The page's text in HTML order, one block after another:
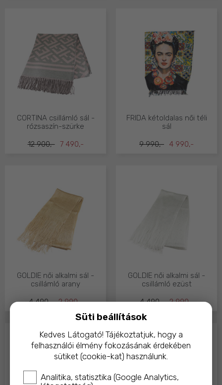
12 900,- 7 490,-
CORTINA csillámló sál -
rózsaszín-szürke
9 990,-
4 990,-
FRIDA kétoldalas női téli
sál
4 490,- 2 990,-
GOLDIE női alkalmi sál -
csillámló arany
4 490,- 2 990,-
GOLDIE női alkalmi sál -
csillámló ezüst
Süti beállítások
Kedves Látogató! Tájékoztatjuk, hogy a
felhasználói élmény fokozásának érdekében
sütiket (cookie-kat) használunk.
Analitika, statisztika (Google Analytics,